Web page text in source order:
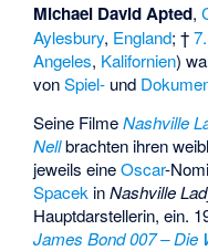
Michael David Apted,
Aylesbury, England; †
Angeles, Kalifornien)
vonSpiel- und
Seine FilmeNashville
Nellbrachten ihren
jeweils eineOscar-
Spacek inNashville
Hauptdarstellerin, ein.
James Bond 007 – Die